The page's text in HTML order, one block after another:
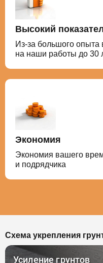
Высокий
Из-за большого
на наши работы до 30
Экономия
Экономия вашего
и подрядчика
Схема укрепления